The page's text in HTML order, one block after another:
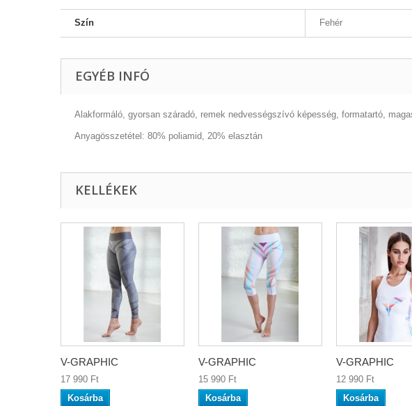
Szín Fehér
EGYÉB INFÓ
Alakformáló, gyorsan száradó, remek nedvességszívó képesség, formatartó,
Anyagösszetétel: 80% poliamid, 20% elasztán
KELLÉKEK
V-GRAPHIC
17 990 Ft‎
Kosárba
V-GRAPHIC
15 990 Ft‎
Kosárba
V-GRAPHIC
12 990 Ft‎
Kosárba